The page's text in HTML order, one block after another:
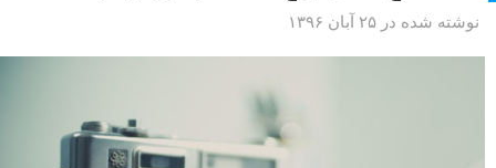
نوشته شده در ۲۵ آبان ۱۳۹۶